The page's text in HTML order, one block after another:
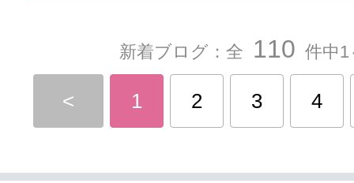
新着ブログ：全 110 件中1
< 1 2 3 4